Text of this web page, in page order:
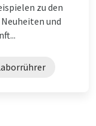
zu den
und